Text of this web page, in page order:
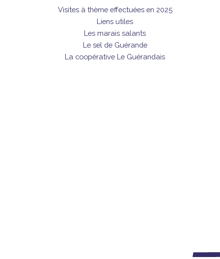
Visites à thème effectuées en 2025
Liens utiles
Les marais salants
Le sel de Guérande
La coopérative Le Guérandais